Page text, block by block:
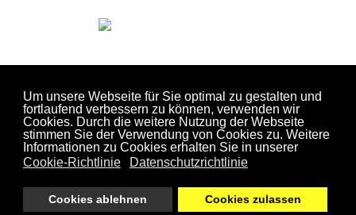
Um unsere Webseite für Sie optimal zu gestalten und
fortlaufend verbessern zu können, verwenden wir
Cookies. Durch die weitere Nutzung der Webseite
stimmen Sie der Verwendung von Cookies zu. Weitere
Informationen zu Cookies erhalten Sie in unserer
Cookie-Richtlinie
Datenschutzrichtlinie
Cookies ablehnen Cookies zulassen
AGB
Impressum
Sitemap